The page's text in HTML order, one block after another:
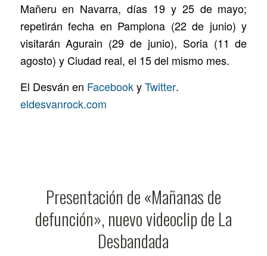
Mañeru en Navarra, días 19 y 25 de mayo;
repetirán fecha en Pamplona (22 de junio) y
visitarán Agurain (29 de junio), Soria (11 de
agosto) y Ciudad real, el 15 del mismo mes.
El Desván en FacebookyTwitter.
eldesvanrock.com
Presentación de «Mañanas de
defunción», nuevo videoclip de La
Desbandada